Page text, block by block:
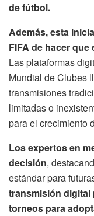
de fútbol.
Además, esta
FIFA de hacer
Las plataformas
Mundial de Clubes
transmisiones
limitadas o
para el crecimiento
Los expertos en
decisión,
estándar para
transmisión
torneos para